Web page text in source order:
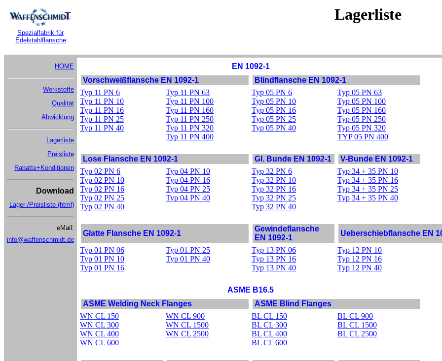
Spezialfabrik für
Edelstahlflansche
Lagerliste
HOME
Werkstoffe
Qualität
Abwicklung
Lagerliste
Preisliste
Rabatte+Konditionen
Download
Lager-/Preisliste (html)
eMail:
info@waffenschmidt.de
EN 1092-1
Vorschweißflansche EN 1092-1
Blindflansche EN 1092-1
Typ 11 PN 6
Typ 11 PN 10
Typ 11 PN 16
Typ 11 PN 25
Typ 11 PN 40
Typ 11 PN 63
Typ 11 PN 100
Typ 11 PN 160
Typ 11 PN 250
Typ 11 PN 320
Typ 11 PN 400
Typ 05 PN 6
Typ 05 PN 10
Typ 05 PN 16
Typ 05 PN 25
Typ 05 PN 40
Typ 05 PN 63
Typ 05 PN 100
Typ 05 PN 160
Typ 05 PN 250
Typ 05 PN 320
TYP 05 PN 400
Lose Flansche EN 1092-1 Gl. Bunde EN 1092-1
V-Bunde EN 1092-1
Typ 02 PN 6
Typ 02 PN 10
Typ 02 PN 16
Typ 02 PN 25
Typ 02 PN 40
Typ 04 PN 10
Typ 04 PN 16
Typ 04 PN 25
Typ 04 PN 40
Typ 32 PN 6
Typ 32 PN 10
Typ 32 PN 16
Typ 32 PN 25
Typ 32 PN 40
Typ 34 + 35 PN 10
Typ 34 + 35 PN 16
Typ 34 + 35 PN 25
Typ 34 + 35 PN 40
Glatte Flansche EN 1092-1
Gewindeflansche
EN 1092-1
Ueberschiebflansche EN
Typ 01 PN 06
Typ 01 PN 10
Typ 01 PN 16
Typ 01 PN 25
Typ 01 PN 40
Typ 13 PN 06
Typ 13 PN 16
Typ 13 PN 40
Typ 12 PN 10
Typ 12 PN 16
Typ 12 PN 40
ASME B16.5
ASME Welding Neck Flanges
ASME Blind Flanges
WN CL 150
WN CL 300
WN CL 400
WN CL 600
WN CL 900
WN CL 1500
WN CL 2500
BL CL 150
BL CL 300
BL CL 400
BL CL 600
BL CL 900
BL CL 1500
BL CL 2500